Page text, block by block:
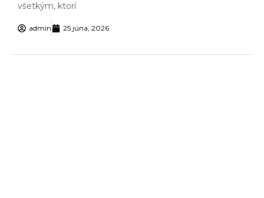
všetkým, ktorí
admin 25 júna, 2026